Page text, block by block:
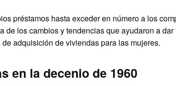
préstamos hasta exceder en número a los
de los cambios y tendencias que ayudaron a
adquisición de viviendas para las mujeres.
en la decenio de 1960